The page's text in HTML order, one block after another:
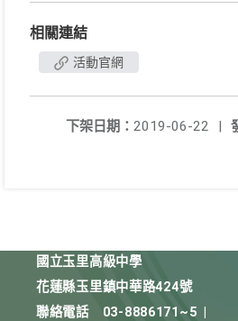
相關連結
活動官網
下架日期： 2019-06-22
|
國立玉里高級中學
花蓮縣玉里鎮中華路424號
聯絡電話
03-8886171~5